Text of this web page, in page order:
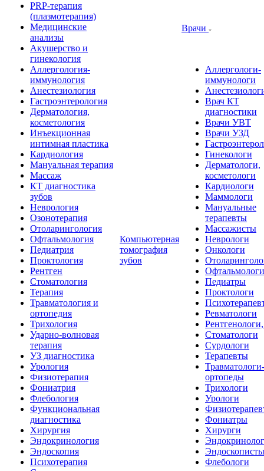
PRP-терапия
(плазмотерапия)
Медицинские
анализы
Акушерство и
гинекология
Аллергология-
иммунология
Анестезиология
Гастроэнтерология
Дерматология,
косметология
Инъекционная
интимная пластика
Кардиология
Мануальная терапия
Массаж
КТ диагностика
зубов
Неврология
Озонотерапия
Отоларингология
Офтальмология
Педиатрия
Проктология
Рентген
Стоматология
Терапия
Травматология и
ортопедия
Трихология
Ударно-волновая
терапия
УЗ диагностика
Урология
Физиотерапия
Фониатрия
Флебология
Функциональная
диагностика
Хирургия
Эндокринология
Эндоскопия
Психотерапия
Компьютерная
томография
зубов
Врачи
Аллергологи-
иммунологи
Врач КТ
диагностики
Врачи УВТ
Врачи УЗД
Гинекологи
Дерматологи,
косметологи
Кардиологи
Маммологи
Мануальные
терапевты
Массажисты
Неврологи
Онкологи
Офтальмологи
Педиатры
Проктологи
Ревматологи
Стоматологи
Сурдологи
Терапевты
Травматологи-
ортопеды
Трихологи
Урологи
Фониатры
Хирурги
Эндоскописты
Флебологи